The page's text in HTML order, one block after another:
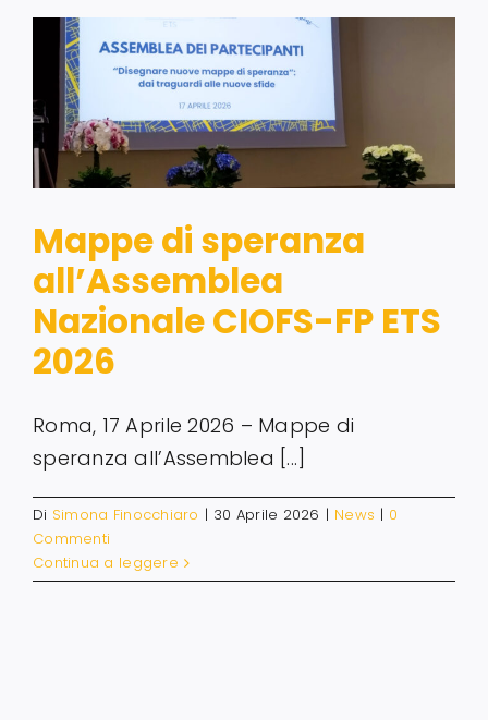
Servizi alle imprese
Richiedi informazioni
Mappe di speranza
all’Assemblea
Nazionale CIOFS-FP ETS
2026
Roma, 17 Aprile 2026 – Mappe di
speranza all’Assemblea [...]
Di Simona Finocchiaro | 30 Aprile 2026 | News | 0
Commenti
Continua a leggere